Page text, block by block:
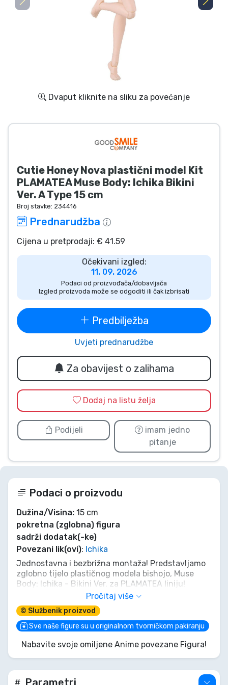
Dvaput kliknite na sliku za povećanje
Cutie Honey Nova plastični model Kit
PLAMATEA Muse Body: Ichika Bikini
Ver. A Type 15 cm
Broj stavke: 234416
Prednarudžba
Cijena u pretprodaji: € 41.59
Očekivani izgled:
11. 09. 2026
Podaci od proizvođača/dobavljača
Izgled proizvoda može se odgoditi ili čak izbrisati
Predbilježba
Uvjeti prednarudžbe
Za obavijest o zalihama
Dodaj na listu želja
Podijeli
imam jedno
pitanje
Podaci o proizvodu
Dužina/Visina: 15 cm
pokretna (zglobna) figura
sadrži dodatak(-ke)
Povezani lik(ovi): Ichika
Jednostavna i bezbrižna montaža! Predstavljamo
zglobno tijelo plastičnog modela bishojo, Muse
Body: Ichika - Bikini Ver. za PLAMATEA liniju!
- Model je visok približno 145 mm. Zglobovi modela
su potpuno pokretni. Glavno tijelo ima približno 70
dijelova.
- Uključena je prethodno obojena pločica s
nasmiješenim licem i set od dvije pločice za lice
Pročitaj više
© Službenik proizvod
Sve naše figure su u originalnom tvorničkom pakiranju
Nabavite svoje omiljene Anime povezane Figura!
Dostava i plaćanje
Crtani proizvodi
Anime proizvodi
Gamer proizvodi
Sportski proizvodi
Glazbeni proizvodi
Vrste proizvoda